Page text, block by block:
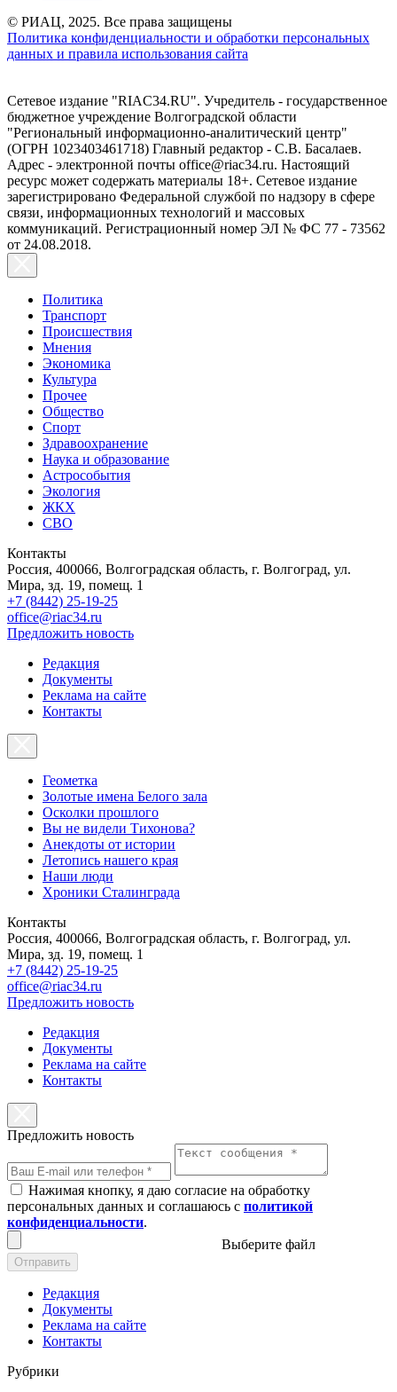
© РИАЦ, 2025. Все права защищены
Политика конфиденциальности и обработки персональных
данных и правила использования сайта
Сетевое издание "RIAC34.RU". Учредитель - государственное
бюджетное учреждение Волгоградской области
"Региональный информационно-аналитический центр"
(ОГРН 1023403461718) Главный редактор - С.В. Басалаев.
Адрес - электронной почты office@riac34.ru. Настоящий
ресурс может содержать материалы 18+. Сетевое издание
зарегистрировано Федеральной службой по надзору в сфере
связи, информационных технологий и массовых
коммуникаций. Регистрационный номер ЭЛ № ФС 77 - 73562
от 24.08.2018.
Политика
Транспорт
Происшествия
Мнения
Экономика
Культура
Прочее
Общество
Спорт
Здравоохранение
Наука и образование
Астрособытия
Экология
ЖКХ
СВО
Контакты
Россия, 400066, Волгоградская область, г. Волгоград, ул.
Мира, зд. 19, помещ. 1
+7 (8442) 25-19-25
office@riac34.ru
Предложить новость
Редакция
Документы
Реклама на сайте
Контакты
Геометка
Золотые имена Белого зала
Осколки прошлого
Вы не видели Тихонова?
Анекдоты от истории
Летопись нашего края
Наши люди
Хроники Сталинграда
Контакты
Россия, 400066, Волгоградская область, г. Волгоград, ул.
Мира, зд. 19, помещ. 1
+7 (8442) 25-19-25
office@riac34.ru
Предложить новость
Редакция
Документы
Реклама на сайте
Контакты
Предложить новость
Нажимая кнопку, я даю согласие на обработку
персональных данных и соглашаюсь с политикой
конфиденциальности.
Выберите файл
Отправить
Редакция
Документы
Реклама на сайте
Контакты
Рубрики